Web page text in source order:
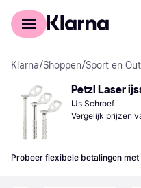
Voor shoppers
Klarna/Shoppen/Sport en
Petzl Laser
IJs Schroef
Vergelijk prijzen
Probeer flexibele betalingen met